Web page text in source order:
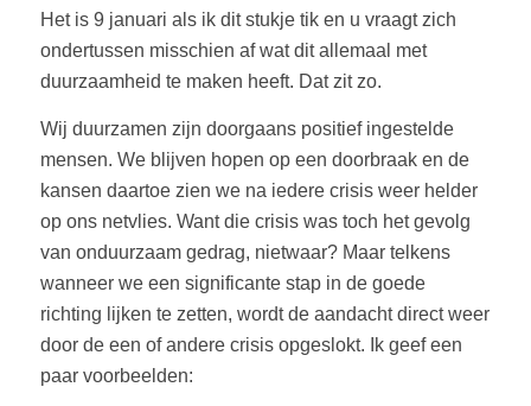
Het is 9 januari als ik dit stukje tik en u vraagt zich
ondertussen misschien af wat dit allemaal met
duurzaamheid te maken heeft. Dat zit zo.
Wij duurzamen zijn doorgaans positief ingestelde
mensen. We blijven hopen op een doorbraak en de
kansen daartoe zien we na iedere crisis weer helder
op ons netvlies. Want die crisis was toch het gevolg
van onduurzaam gedrag, nietwaar? Maar telkens
wanneer we een significante stap in de goede
richting lijken te zetten, wordt de aandacht direct weer
door de een of andere crisis opgeslokt. Ik geef een
paar voorbeelden: